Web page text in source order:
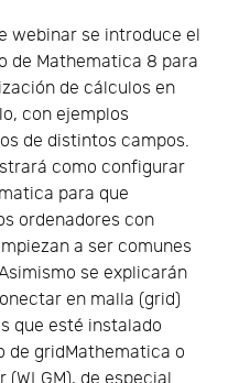
webinar se introduce el
de Mathematica 8 para
de cálculos en
con ejemplos
de distintos campos.
como configurar
para que
ordenadores con
a ser comunes
se explicarán
en malla (grid)
que esté instalado
de gridMathematica o